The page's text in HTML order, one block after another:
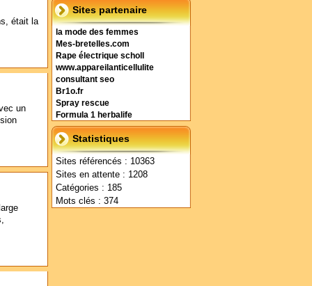
Sites partenaire
la mode des femmes
Mes-bretelles.com
Rape électrique scholl
www.appareilanticellulite
consultant seo
Br1o.fr
Spray rescue
Formula 1 herbalife
Statistiques
Sites référencés : 10363
Sites en attente : 1208
Catégories : 185
Mots clés : 374
était la
un